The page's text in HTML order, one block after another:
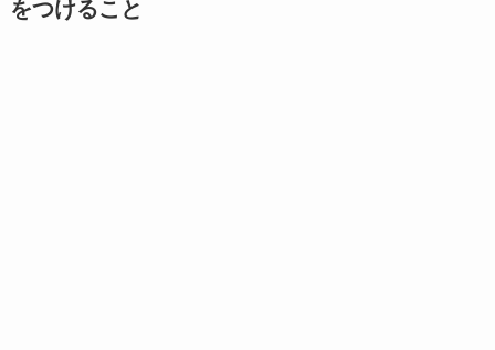
をつけること